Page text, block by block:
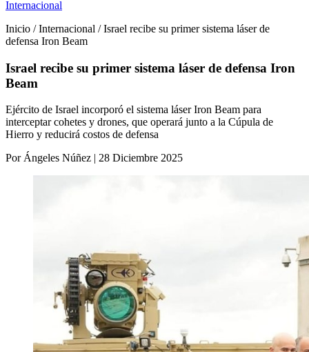
Internacional
Inicio / Internacional / Israel recibe su primer sistema láser de
defensa Iron Beam
Israel recibe su primer sistema láser de defensa Iron
Beam
Ejército de Israel incorporó el sistema láser Iron Beam para
interceptar cohetes y drones, que operará junto a la Cúpula de
Hierro y reducirá costos de defensa
Por Ángeles Núñez | 28 Diciembre 2025